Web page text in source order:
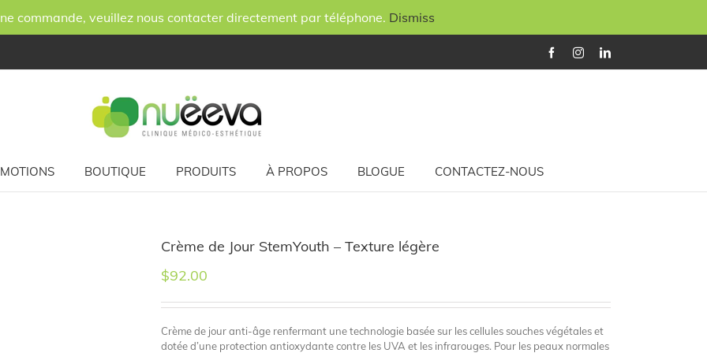
FacebookInstagramLinkedIn
BOUTIQUE PRODUITS À PROPOS BLOGUE CONTACTEZ-NOUS
Crème de Jour StemYouth – Texture légère
$92.00
Crème de jour anti-âge renfermant une technologie basée sur les cellules souches végétales et
dotée d’une protection antioxydante contre les UVA et les infrarouges. Pour les peaux normales
commande, veuillez nous contacter directement par téléphone. Dismiss